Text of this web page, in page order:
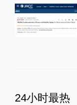
24小时最热